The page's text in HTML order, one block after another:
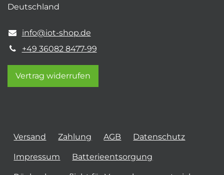
Deutschland
info@iot-shop.de
+49 36082 8477-99
Vertrag widerrufen
Versand Zahlung AGB Datenschutz
Impressum Batterieentsorgung